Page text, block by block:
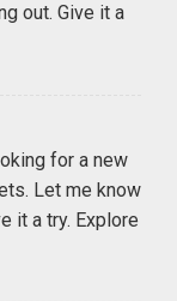
out. Give it a
for a new
Let me know
it a try. Explore